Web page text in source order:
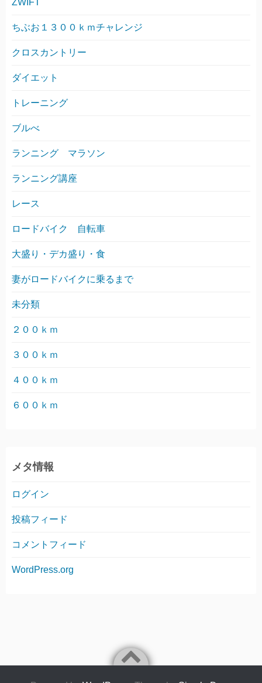
ZWIFT
ちぶお１３００ｋｍチャレンジ
クロスカントリー
ダイエット
トレーニング
ブルべ
ランニング マラソン
ランニング講座
レース
ロードバイク 自転車
大盛り・デカ盛り・食
妻がロードバイクに乗るまで
未分類
２００ｋｍ
３００ｋｍ
４００ｋｍ
６００ｋｍ
メタ情報
ログイン
投稿フィード
コメントフィード
WordPress.org